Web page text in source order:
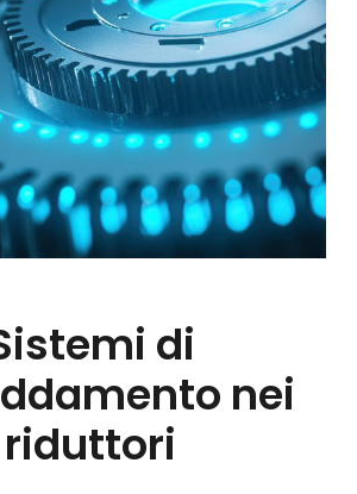
di
nei
riduttori